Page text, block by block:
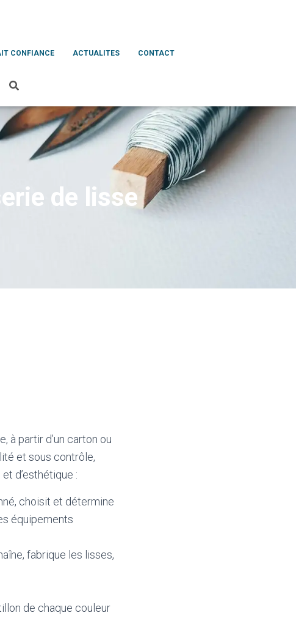
CONFIANCE ACTUALITES CONTACT
de lisse
à partir d’un carton ou
et sous contrôle,
d’esthétique :
choisit et détermine
équipements
fabrique les lisses,
de chaque couleur